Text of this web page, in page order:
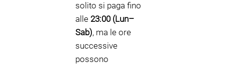
solito si paga fino
alle 23:00 (Lun–
Sab), ma le ore
successive
possono